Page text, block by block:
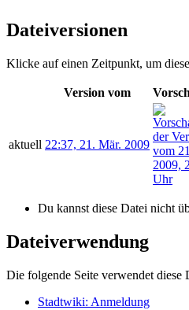
Dateiversionen
Klicke auf einen Zeitpunkt, um
Version vom
aktuell 22:37, 21. Mär. 2009
Du kannst diese Datei nicht
Dateiverwendung
Die folgende Seite verwendet diese
Stadtwiki: Anmeldung